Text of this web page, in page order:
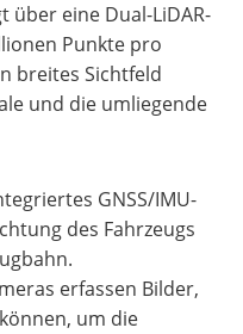
über eine Dual-LiDAR-
Punkte pro
breites Sichtfeld
und die umliegende
GNSS/IMU-
des Fahrzeugs
erfassen Bilder,
um die